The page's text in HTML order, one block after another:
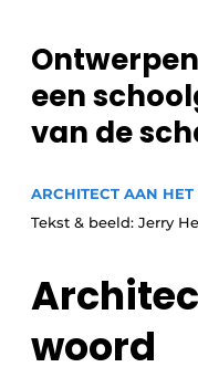
Vacature
Vacatures
Video’s
een
van de
ARCHITECT AAN
Tekst & beeld: Jerry
woord